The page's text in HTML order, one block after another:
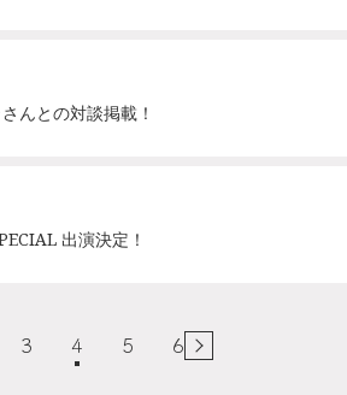
んとの対談掲載！
出演決定！
3 4 5 6